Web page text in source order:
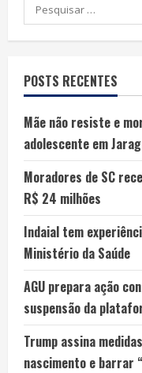
POSTS RECENTES
Mãe não resiste e
adolescente em
Moradores de SC
R$ 24 milhões
Indaial tem
Ministério da Saúde
AGU prepara ação
suspensão da
Trump assina
nascimento e barrar